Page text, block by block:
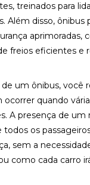
treinados para
Além disso, ônibus
aprimoradas,
freios eficientes e
um ônibus, você
quando
A presença de um
todos os
sem a
como cada carro